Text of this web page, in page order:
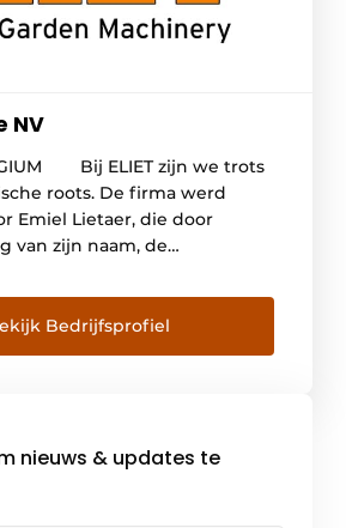
NV
Bij ELIET zijn we trots
roots. De firma werd
Emiel Lietaer, die door
van zijn naam, de
en oog voor
in de tuinsector,
Lietaer in de jaren 1980
machines, en was de basis
Bedrijfsprofiel
nieuws & updates te